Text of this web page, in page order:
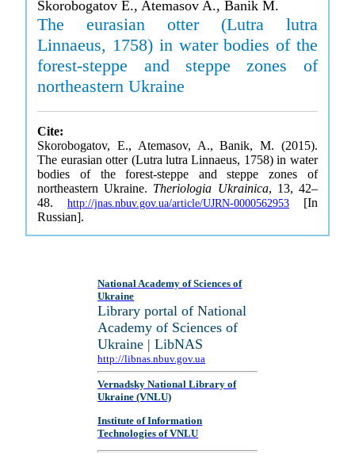
Skorobogatov E., Atemasov A., Banik M.
The eurasian otter (Lutra lutra
Linnaeus, 1758) in water bodies of the
forest-steppe and steppe zones of
northeastern Ukraine
Cite:
Skorobogatov, E., Atemasov, A., Banik, M. (2015).
The eurasian otter (Lutra lutra Linnaeus, 1758) in water
bodies of the forest-steppe and steppe zones of
northeastern Ukraine. Theriologia Ukrainica, 13, 42–
48. http://jnas.nbuv.gov.ua/article/UJRN-0000562953 [In
Russian].
National Academy of Sciences of
Ukraine
Library portal of National
Academy of Sciences of
Ukraine | LibNAS
http://libnas.nbuv.gov.ua
Vernadsky National Library of
Ukraine (VNLU)
Institute of Information
Technologies of VNLU